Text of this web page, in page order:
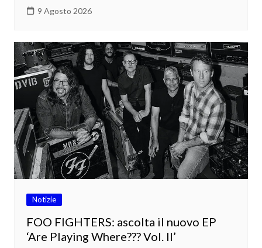
9 Agosto 2026
Notizie
FOO FIGHTERS: ascolta il nuovo EP
‘Are Playing Where??? Vol. II’